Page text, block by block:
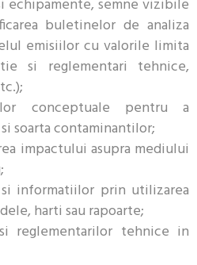
echipamente, semne vizibile
buletinelor de analiza
emisiilor cu valorile limita
si reglementari tehnice,
conceptuale pentru a
soarta contaminantilor;
impactului asupra mediului
informatiilor prin utilizarea
harti sau rapoarte;
reglementarilor tehnice in